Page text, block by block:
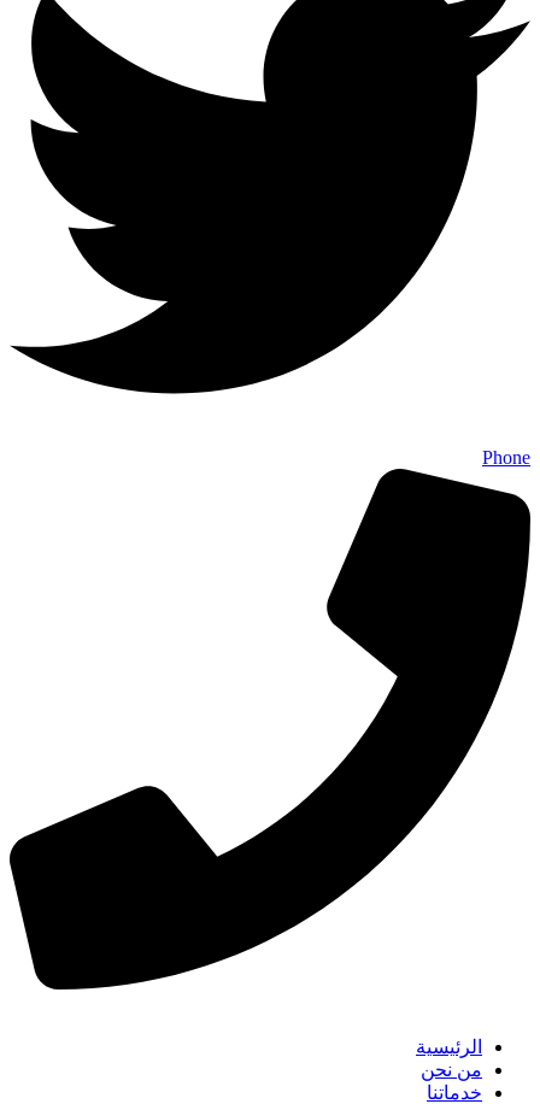
Phone
الرئيسية
من نحن
خدماتنا